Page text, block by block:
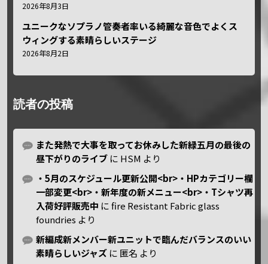
2026年8月3日
ユニークなソプラノ管奏者率いる綺麗な音色でよくス
ウィングする素晴らしいステージ
2026年8月2日
読者の投稿
また発熱で大事を取ってお休みした新緑五月の最後の
昼下がりのライブ に HSM より
・5月のスケジュール更新公開<br>・HPカテゴリー欄
一部変更<br>・新年度の新メニュー<br>・Tシャツ再
入荷好評販売中 にfire Resistant Fabric glass
foundries より
新編成新メンバー新ユニットで臨んだバランスのいい
素晴らしいジャズ に 匿名 より